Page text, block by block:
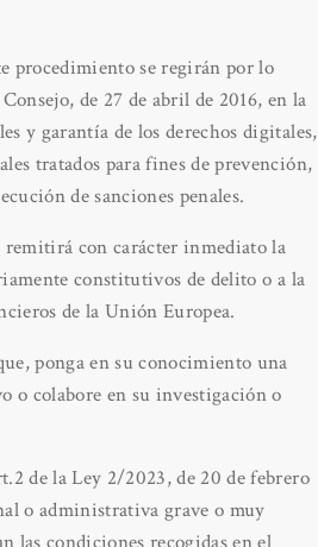
procedimiento se regirán por lo
de 27 de abril de 2016, en la
y garantía de los derechos digitales,
tratados para fines de prevención,
de sanciones penales.
remitirá con carácter inmediato la
constitutivos de delito o a la
de la Unión Europea.
ponga en su conocimiento una
o colabore en su investigación o
de la Ley 2/2023, de 20 de febrero
o administrativa grave o muy